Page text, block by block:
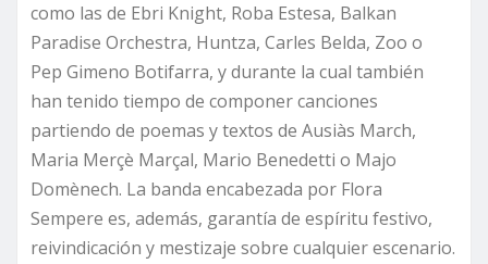
como las de Ebri Knight, Roba Estesa, Balkan
Paradise Orchestra, Huntza, Carles Belda, Zoo o
Pep Gimeno Botifarra, y durante la cual también
han tenido tiempo de componer canciones
partiendo de poemas y textos de Ausiàs March,
Maria Merçè Marçal, Mario Benedetti o Majo
Domènech. La banda encabezada por Flora
Sempere es, además, garantía de espíritu festivo,
reivindicación y mestizaje sobre cualquier escenario.